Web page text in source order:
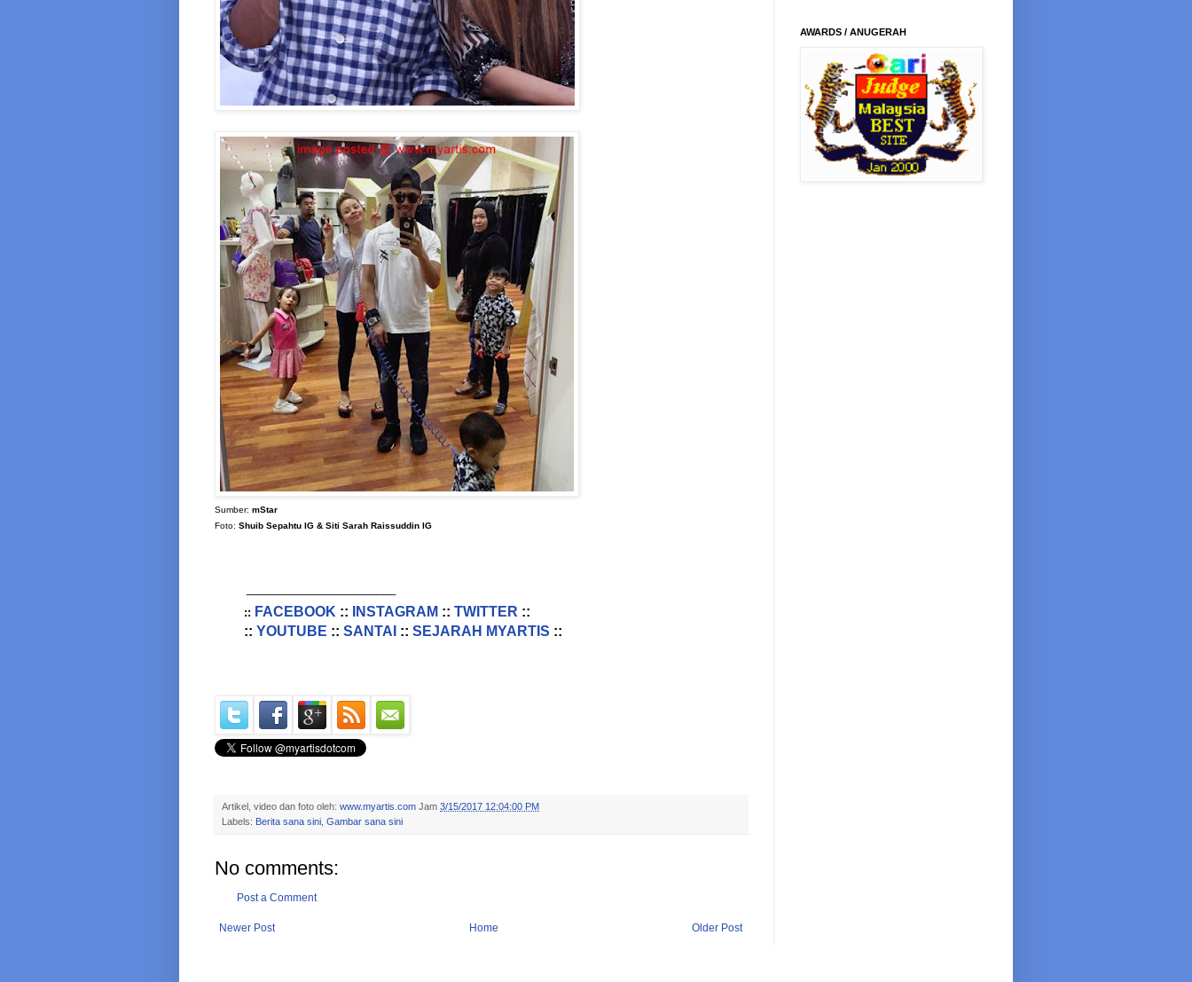
Sumber: mStar
Foto: Shuib Sepahtu IG & Siti Sarah Raissuddin IG
:: FACEBOOK :: INSTAGRAM :: TWITTER ::
:: YOUTUBE :: SANTAI :: SEJARAH MYARTIS ::
Artikel, video dan foto oleh: www.myartis.com Jam 3/15/2017 12:04:00 PM
Labels: Berita sana sini Gambar sana sini
No comments:
Post a Comment
Newer Post Older Post
Home
AWARDS / ANUGERAH